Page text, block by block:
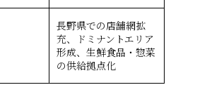
長野県での店舗網拡
充、ドミナントエリア
形成、生鮮食品・惣菜
の供給拠点化